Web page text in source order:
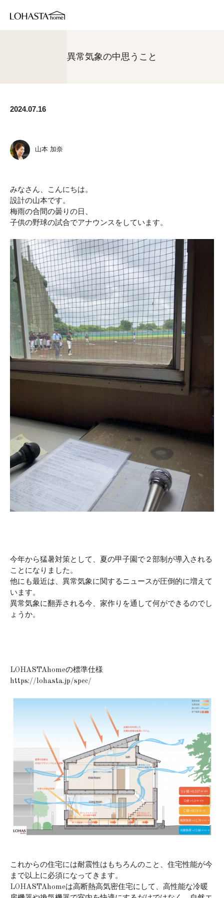
異常気象の中思うこと
2024.07.16
山本 加奈
みなさん、こんにちは。
設計の山本です。
梅雨の合間の曇りの日、
子供の野球の試合でアナウンスをしています。
今年から猛暑対策として、夏の甲子園で２部制が導入される
ことになりました。
他にも最近は、異常気象に関するニュースが圧倒的に増えて
います。
異常気象に翻弄される今、家作りを通して何ができるのでし
ょうか。
LOHASTAhomeの標準仕様
https://lohasta.jp/spec/
これからの住宅には耐震性はもちろんのこと、住宅性能が今
まで以上に必須になってきます。
LOHASTAhomeは高断熱高気密住宅にして、高性能な冷暖